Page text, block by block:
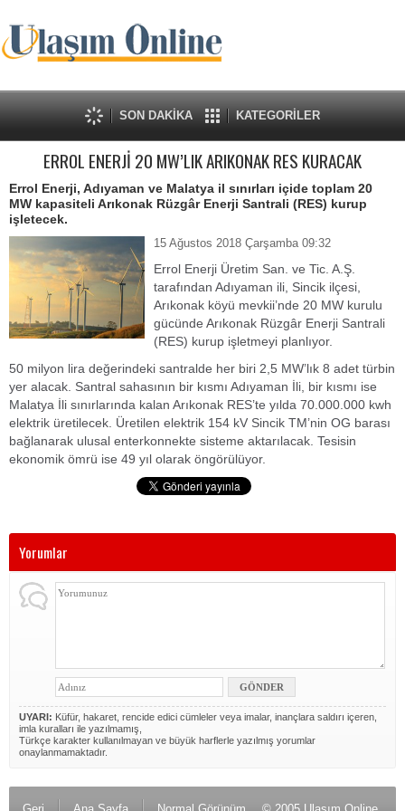
SON DAKİKA KATEGORİLER
ERROL ENERJİ 20 MW’LIK ARIKONAK RES KURACAK
Errol Enerji, Adıyaman ve Malatya il sınırları içide toplam 20
MW kapasiteli Arıkonak Rüzgâr Enerji Santrali (RES) kurup
işletecek.
15 Ağustos 2018 Çarşamba 09:32
Errol Enerji Üretim San. ve Tic. A.Ş.
tarafından Adıyaman ili, Sincik ilçesi,
Arıkonak köyü mevkii’nde 20 MW kurulu
gücünde Arıkonak Rüzgâr Enerji Santrali
(RES) kurup işletmeyi planlıyor.
50 milyon lira değerindeki santralde her biri 2,5 MW’lık 8 adet türbin
yer alacak. Santral sahasının bir kısmı Adıyaman İli, bir kısmı ise
Malatya İli sınırlarında kalan Arıkonak RES’te yılda 70.000.000 kwh
elektrik üretilecek. Üretilen elektrik 154 kV Sincik TM’nin OG barası
bağlanarak ulusal enterkonnekte sisteme aktarılacak. Tesisin
ekonomik ömrü ise 49 yıl olarak öngörülüyor.
Yorumlar
UYARI: Küfür, hakaret, rencide edici cümleler veya imalar, inançlara saldırı içeren,
imla kuralları ile yazılmamış,
Türkçe karakter kullanılmayan ve büyük harflerle yazılmış yorumlar
onaylanmamaktadır.